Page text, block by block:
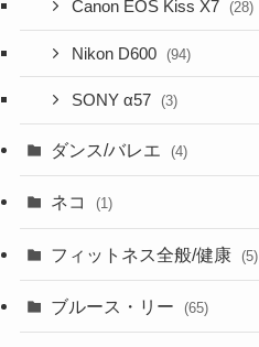
Canon EOS Kiss X7 (28)
Nikon D600 (94)
SONY α57 (3)
ダンス/バレエ (4)
ネコ (1)
フィットネス全般/健康 (5)
ブルース・リー (65)